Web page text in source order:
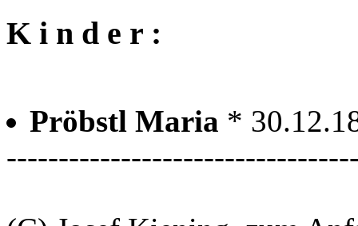
K i n d e r :
Pröbstl Maria *